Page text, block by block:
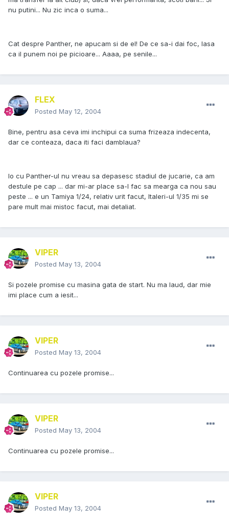
nu putini... Nu zic inca o suma...
Cat despre Panther, ne apucam si de el! De ce sa-i dai foc, lasa
ca il punem noi pe picioare... Aaaa, pe senile...
FLEX
Posted May 12, 2004
Bine, pentru asa ceva imi inchipui ca suma frizeaza indecenta,
dar ce conteaza, daca iti faci damblaua?
Io cu Panther-ul nu vreau sa depasesc stadiul de jucarie, ca am
destule pe cap ... dar mi-ar place sa-l fac sa mearga ca nou sau
peste ... e un Tamiya 1/24, relativ urit facut, Italeri-ul 1/35 mi se
pare mult mai mistoc facut, mai detaliat.
VIPER
Posted May 13, 2004
Si pozele promise cu masina gata de start. Nu ma laud, dar mie
imi place cum a iesit...
VIPER
Posted May 13, 2004
Continuarea cu pozele promise...
VIPER
Posted May 13, 2004
Continuarea cu pozele promise...
VIPER
Posted May 13, 2004